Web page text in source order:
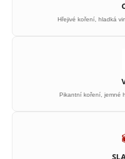
Hřejivé koření, hladká
Pikantní koření, jemné